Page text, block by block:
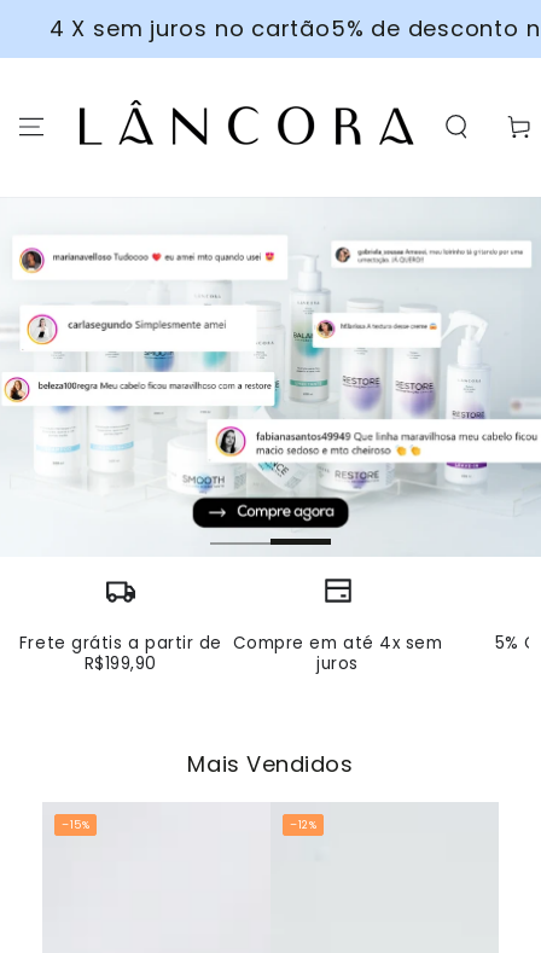
CONTEÚDO4 X sem juros no cartão5% de
Frete grátis a partir de
R$199,90
Compre em até 4x sem
juros
5%
Mais Vendidos
–15% –12%